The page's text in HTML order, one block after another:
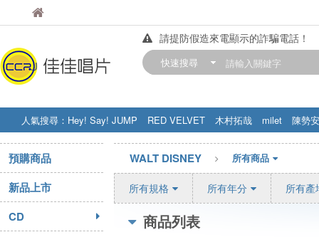
佳佳唱片
請提防假造來電顯示的詐騙電話！
【中華門市營業時間調整公告】
快速搜尋
人氣搜尋： Hey! Say! JUMP RED VELVET 木村拓哉 milet
陳勢安
STRAY KIDS
盧廣仲 周杰伦
預購商品
新品上市
CD
WALT DISNEY 所有商品
所有規格 所有年分 所有產
商品列表